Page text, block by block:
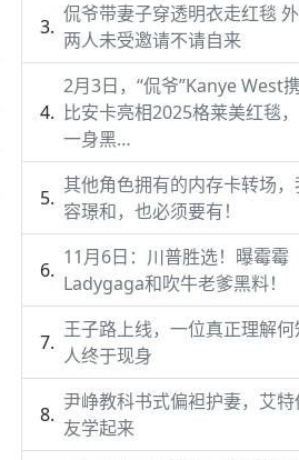
侃爷带妻子穿透明衣走红毯
两人未受邀请不请自来
2月3日，“侃爷”Kanye West
比安卡亮相2025格莱美红毯
一身黑…
其他角色拥有的内存卡转场
容璟和，也必须要有！
11月6日：川普胜选！曝霉霉
Ladygaga和吹牛老爹黑料！
王子路上线，一位真正理解何
人终于现身
尹峥教科书式偏袒护妻，艾特
友学起来